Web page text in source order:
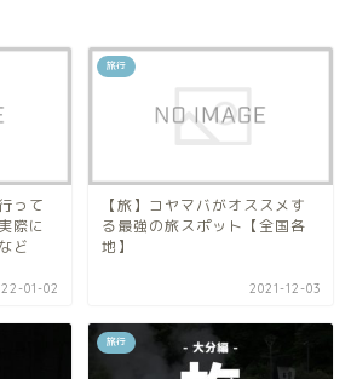
って
際に
ど
01-02
旅行
【旅】コヤマバがオススメす
る最強の旅スポット【全国各
地】
2021-12-03
旅行